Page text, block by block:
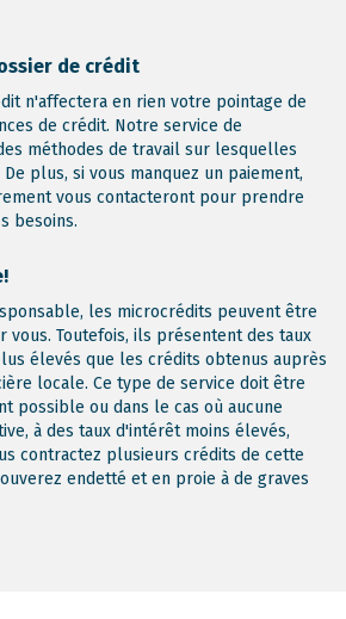
de crédit
n'affectera en rien votre pointage de
de crédit. Notre service de
méthodes de travail sur lesquelles
plus, si vous manquez un paiement,
vous contacteront pour prendre
besoins.
les microcrédits peuvent être
vous. Toutefois, ils présentent des taux
élevés que les crédits obtenus auprès
locale. Ce type de service doit être
possible ou dans le cas où aucune
à des taux d'intérêt moins élevés,
contractez plusieurs crédits de cette
endetté et en proie à de graves